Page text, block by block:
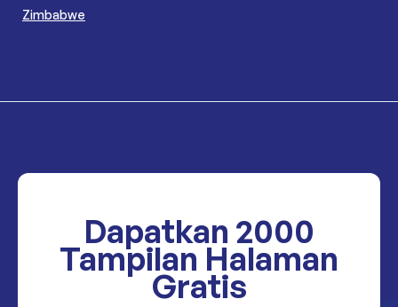
Zimbabwe
Dapatkan 2000
Tampilan Halaman
Gratis